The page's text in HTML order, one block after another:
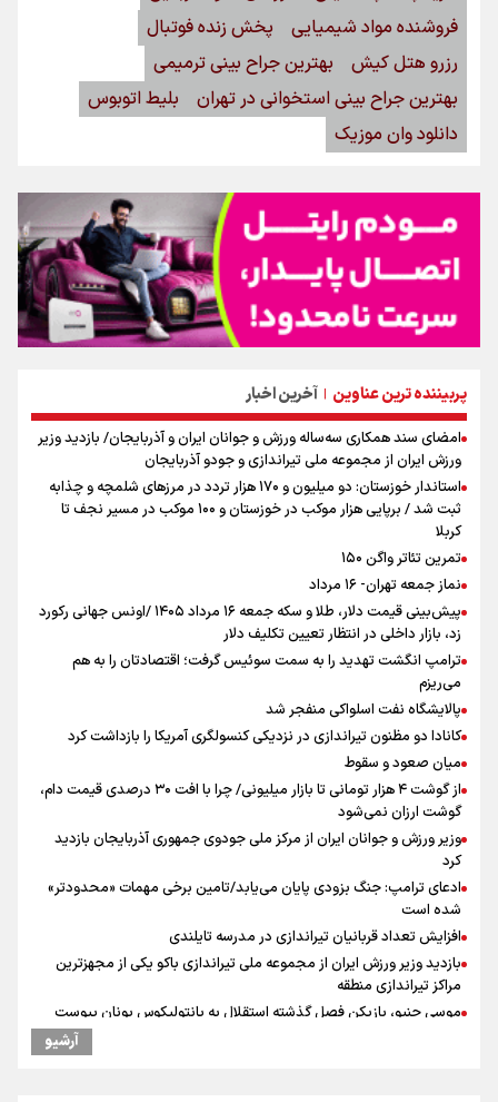
پربیننده ترین عناوین | آخرین اخبار
امضای سند همکاری سه‌ساله ورزش و جوانان ایران و آذربایجان/ بازدید وزیر
ورزش ایران از مجموعه ملی تیراندازی و جودو آذربایجان
استاندار خوزستان: دو میلیون و ۱۷۰ هزار تردد در مرزهای شلمچه و چذابه
ثبت شد / برپایی هزار موکب در خوزستان و ۱۰۰ موکب در مسیر نجف تا
کربلا
تمرین تئاتر واگن ۱۵۰
نماز جمعه تهران- ۱۶ مرداد
پیش‌بینی قیمت دلار، طلا و سکه جمعه ۱۶ مرداد ۱۴۰۵ /اونس جهانی رکورد
زد، بازار داخلی در انتظار تعیین تکلیف دلار
ترامپ انگشت تهدید را به سمت سوئیس گرفت؛ اقتصادتان را به هم
می‌ریزم
پالایشگاه نفت اسلواکی منفجر شد
کانادا دو مظنون تیراندازی در نزدیکی کنسولگری آمریکا را بازداشت کرد
میان صعود و سقوط
از گوشت ۴ هزار تومانی تا بازار میلیونی/ چرا با افت ۳۰ درصدی قیمت دام،
گوشت ارزان نمی‌شود
وزیر ورزش و جوانان ایران از مرکز ملی جودوی جمهوری آذربایجان بازدید
کرد
ادعای ترامپ: جنگ بزودی پایان می‌یابد/تامین برخی مهمات «محدودتر»
شده است
افزایش تعداد قربانیان تیراندازی در مدرسه تایلندی
بازدید وزیر ورزش ایران از مجموعه ملی تیراندازی باکو یکی از مجهزترین
مراکز تیراندازی منطقه
موسی جنپو، بازیکن فصل گذشته استقلال به پانتولیکوس یونان پیوست
دانیال شه‌بخش: اردوی ازبکستان کیفیت فنی تیم ملی را بالا برد/ برایآرشیو
فروشنده مواد شیمیایی
پخش زنده فوتبال
رزرو هتل کیش
بهترین جراح بینی ترمیمی
بهترین جراح بینی استخوانی در تهران
بلیط اتوبوس
دانلود وان موزیک